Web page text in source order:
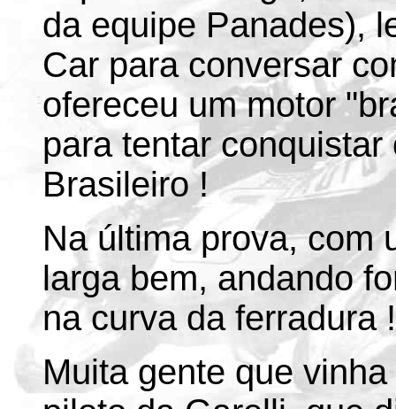
da equipe Panades),
Car para conversar
ofereceu um motor
para tentar
Brasileiro !
Na última prova, com
larga bem, andando
na curva da ferradura !
Muita gente que